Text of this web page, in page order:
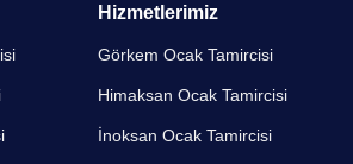
Hizmetlerimiz
Görkem Ocak Tamircisi
Himaksan Ocak Tamircisi
İnoksan Ocak Tamircisi